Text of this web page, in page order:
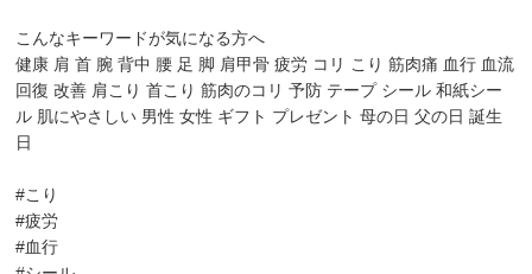
こんなキーワードが気になる方へ
健康 肩 首 腕 背中 腰 足 脚 肩甲骨 疲労 コリ こり 筋肉痛 血行 血流
回復 改善 肩こり 首こり 筋肉のコリ 予防 テープ シール 和紙シー
ル 肌にやさしい 男性 女性 ギフト プレゼント 母の日 父の日 誕生
日
#こり
#疲労
#血行